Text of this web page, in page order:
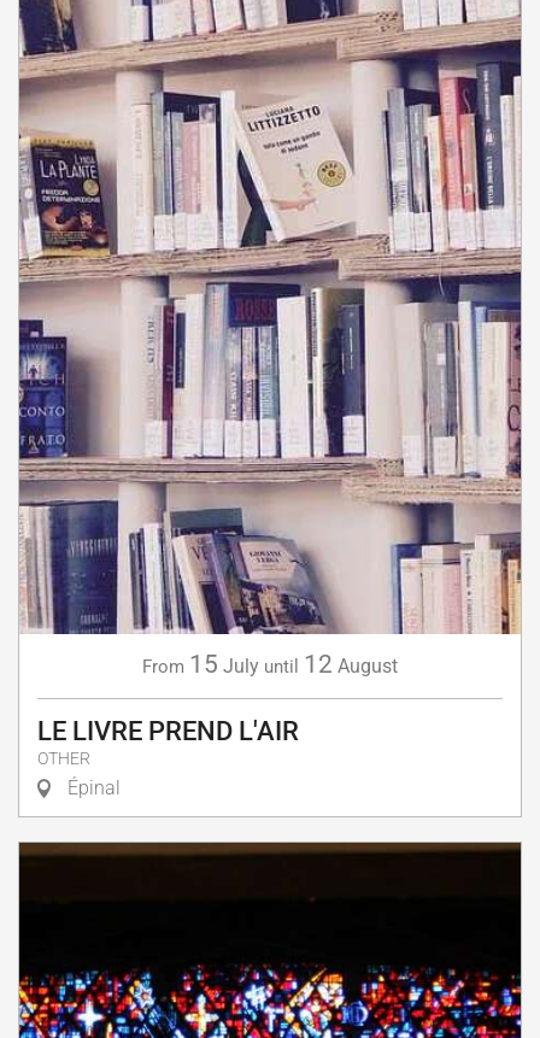
From 15 July until 12 August
LE LIVRE PREND L'AIR
OTHER
Épinal